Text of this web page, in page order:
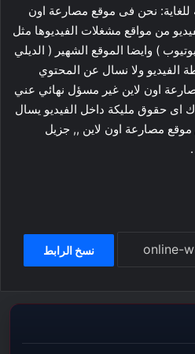
نحن فى موقع مصارعة اون
من مواقع مشغلات الفيديوها مثل
) وايضا الموقع الشهير ( الديلي
ولا نسال عن المحتوي
اون لاين غير مسؤل نهائي عني
اى حقوق مليكة داخل الفيديو يسال
مصارعة اون لاين ,, جزيل
نسخ الرابط